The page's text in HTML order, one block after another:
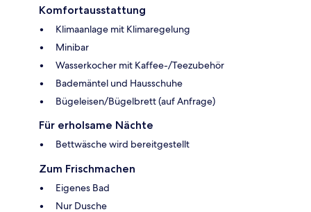
Komfortausstattung
Klimaanlage mit Klimaregelung
Minibar
Wasserkocher mit Kaffee-/Teezubehör
Bademäntel und Hausschuhe
Bügeleisen/Bügelbrett (auf Anfrage)
Für erholsame Nächte
Bettwäsche wird bereitgestellt
Zum Frischmachen
Eigenes Bad
Nur Dusche